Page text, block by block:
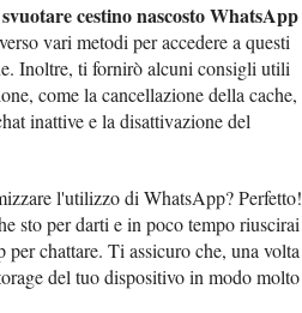
cestino nascosto WhatsApp
vari metodi per accedere a questi
Inoltre, ti fornirò alcuni consigli utili
come la cancellazione della cache,
inattive e la disattivazione del
l'utilizzo di WhatsApp? Perfetto!
sto per darti e in poco tempo riuscirai
chattare. Ti assicuro che, una volta
del tuo dispositivo in modo molto